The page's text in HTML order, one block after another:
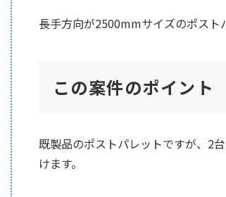
長手方向が2500mmサイズのポスト
この案件のポイント
既製品のポストパレットですが、2
けます。